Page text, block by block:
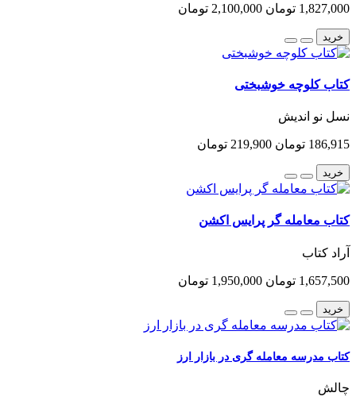
1,827,000 تومان 2,100,000 تومان
خرید
کتاب کلوچه خوشبختی
نسل نو اندیش
186,915 تومان 219,900 تومان
خرید
کتاب معامله گر پرایس اکشن
آراد کتاب
1,657,500 تومان 1,950,000 تومان
خرید
کتاب مدرسه معامله گری در بازار ارز
چالش